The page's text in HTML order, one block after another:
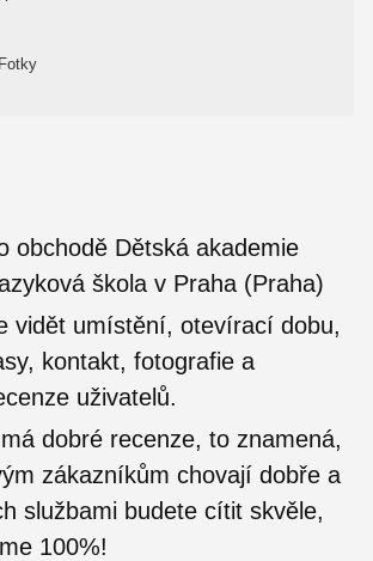
Fotky
obchodě Dětská akademie
škola v Praha (Praha)
vidět umístění, otevírací dobu,
kontakt, fotografie a
uživatelů.
dobré recenze, to znamená,
zákazníkům chovají dobře a
službami budete cítit skvěle,
100%!